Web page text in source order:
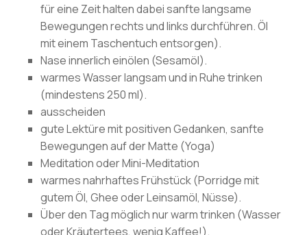
für eine Zeit halten dabei sanfte langsame
Bewegungen rechts und links durchführen. Öl
mit einem Taschentuch entsorgen).
Nase innerlich einölen (Sesamöl).
warmes Wasser langsam und in Ruhe trinken
(mindestens 250 ml).
ausscheiden
gute Lektüre mit positiven Gedanken, sanfte
Bewegungen auf der Matte (Yoga)
Meditation oder Mini-Meditation
warmes nahrhaftes Frühstück (Porridge mit
gutem Öl, Ghee oder Leinsamöl, Nüsse).
Über den Tag möglich nur warm trinken (Wasser
oder Kräutertees, wenig Kaffee!).